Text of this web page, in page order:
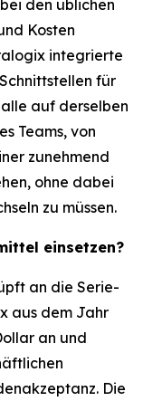
den üblichen
Kosten
integrierte
für
auf derselben
Teams, von
zunehmend
ohne dabei
zu müssen.
einsetzen?
an die Serie-
aus dem Jahr
an und
Die